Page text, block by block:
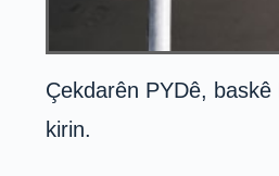
Çekdarên PYDê,
kirin.